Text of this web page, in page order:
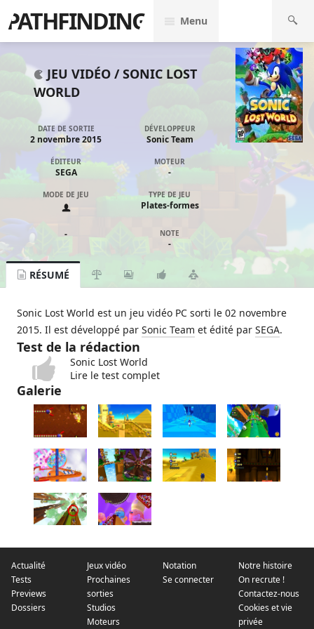
PATHFINDING Menu
JEU VIDÉO /SONIC LOST
WORLD
DATE DE SORTIE
2 novembre 2015
DÉVELOPPEUR
Sonic Team
ÉDITEUR
SEGA
MOTEUR
-
MODE DE JEU TYPE DE JEU
Plates-formes
- NOTE
-
RÉSUMÉ
Sonic Lost World est un jeu vidéo PC sorti le 02 novembre
2015. Il est développé par Sonic Team et édité par SEGA.
Test de la rédaction
Sonic Lost World
Lire le test complet
Galerie
Actualité
Tests
Previews
Dossiers
Jeux vidéo
Prochaines
sorties
Studios
Moteurs
Notation
Se connecter
Notre histoire
On recrute !
Contactez-nous
Cookies et vie
privée